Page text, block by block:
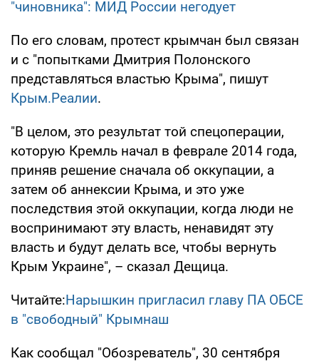
"чиновника": МИД России негодует
По его словам, протест крымчан был связан
и с "попытками Дмитрия Полонского
представляться властью Крыма", пишут
Крым.Реалии.
"В целом, это результат той спецоперации,
которую Кремль начал в феврале 2014 года,
приняв решение сначала об оккупации, а
затем об аннексии Крыма, и это уже
последствия этой оккупации, когда люди не
воспринимают эту власть, ненавидят эту
власть и будут делать все, чтобы вернуть
Крым Украине", – сказал Дещица.
Читайте:Нарышкин пригласил главу ПА ОБСЕ
в "свободный" Крымнаш
Как сообщал "Обозреватель", 30 сентября